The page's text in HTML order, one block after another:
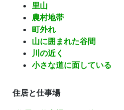
里山
農村地帯
町外れ
山に囲まれた谷間
川の近く
小さな道に面している
住居と仕事場